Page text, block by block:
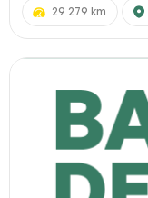
29 279 km